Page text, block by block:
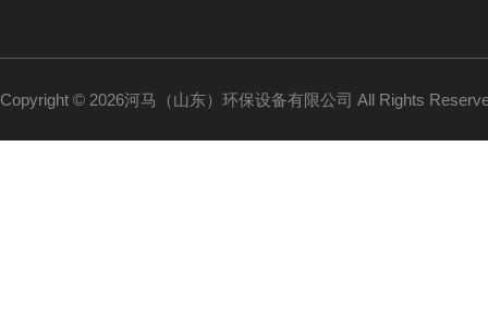
Copyright © 2026河马（山东）环保设备有限公司 All Rights